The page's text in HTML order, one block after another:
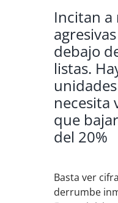
Incitan a
debajo
listas.
necesita
que
del 20%
Basta ver
derrumbe